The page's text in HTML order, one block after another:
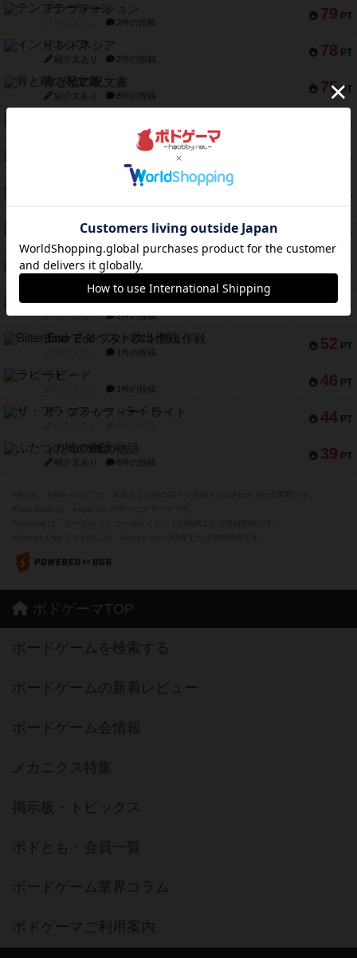
79 PT
テンプテーション
2件の投稿
78 PT
インドネシア
紹介文あり 2件の投稿
75 PT
宵と暁の呪文書
紹介文あり 8件の投稿
PT
9件の投稿
PT
1件の投稿
PT
紹介文なし 1件の投稿
PT
スペクタキュラー
紹介文なし 1件の投稿
59 PT
スモールワールド
58 PT
ギャンブラー
紹介文なし 2件の投稿
52 PT
Bitter End ブタペスト救出作戦
1件の投稿
46 PT
ラピード
1件の投稿
44 PT
ザ・フラッフィー・ライト
39 PT
ふたつの城の物語
紹介文あり 6件の投稿
ボドゲーマTOP
ボードゲームを検索する
ボードゲームの新着レビュー
ボードゲーム会情報
メカニクス特集
掲示板・トピックス
ボドとも・会員一覧
ボードゲーム業界コラム
ボドゲーマご利用案内